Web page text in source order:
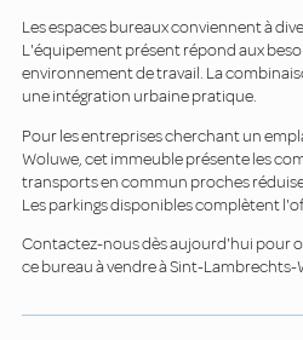
Les espaces bureaux conviennent à
L'équipement présent répond aux
environnement de travail. La
une intégration urbaine pratique.
Pour les entreprises cherchant un
Woluwe, cet immeuble présente les
transports en commun proches
Les parkings disponibles complètent
Contactez-nous dès aujourd'hui pour
ce bureau à vendre à Sint-Lambrechts-